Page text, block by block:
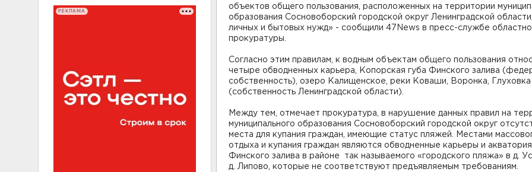
РЕКЛАМА
объектов общего пользования, расположенных на территории
образования Сосновоборский городской округ Ленинградской
личных и бытовых нужд» - сообщили 47News в пресс-службе
прокуратуры.
Согласно этим правилам, к водным объектам общего пользования
четыре обводненных карьера, Копорская губа Финского залива
собственность), озеро Калищенское, реки Коваши, Воронка, Глуховка
(собственность Ленинградской области).
Между тем, отмечает прокуратура, в нарушение данных правил на
муниципального образования Сосновоборский городской округ
места для купания граждан, имеющие статус пляжей. Местами
отдыха и купания граждан являются обводненные карьеры и акватория
Финского залива в районе так называемого «городского пляжа» в д.
д. Липово, которые не соответствуют предъявляемым требованиям.